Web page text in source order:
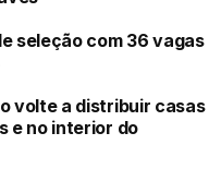
seleção com 36 vagas
volte a distribuir casas
e no interior do